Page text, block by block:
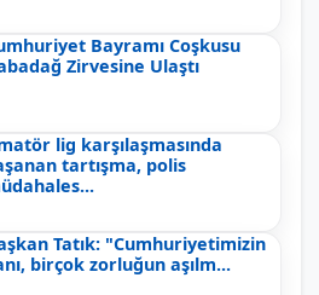
Bayramı Coşkusu
Zirvesine Ulaştı
lig karşılaşmasında
tartışma, polis
Tatık: "Cumhuriyetimizin
birçok zorluğun aşılm...